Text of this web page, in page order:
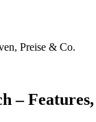
Preise & Co.